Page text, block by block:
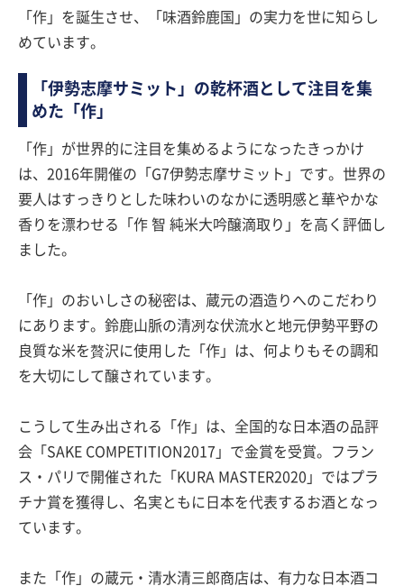
「作」を誕生させ、「味酒鈴鹿国」の実力を世に知らし
めています。
「伊勢志摩サミット」の乾杯酒として注目を集
めた「作」
「作」が世界的に注目を集めるようになったきっかけ
は、2016年開催の「G7伊勢志摩サミット」です。世界の
要人はすっきりとした味わいのなかに透明感と華やかな
香りを漂わせる「作 智 純米大吟醸滴取り」を高く評価し
ました。
「作」のおいしさの秘密は、蔵元の酒造りへのこだわり
にあります。鈴鹿山脈の清冽な伏流水と地元伊勢平野の
良質な米を贅沢に使用した「作」は、何よりもその調和
を大切にして醸されています。
こうして生み出される「作」は、全国的な日本酒の品評
会「SAKE COMPETITION2017」で金賞を受賞。フラン
ス・パリで開催された「KURA MASTER2020」ではプラ
チナ賞を獲得し、名実ともに日本を代表するお酒となっ
ています。
また「作」の蔵元・清水清三郎商店は、有力な日本酒コ